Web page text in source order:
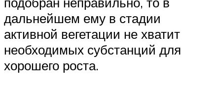
дальнейшем ему в стадии
активной вегетации не хватит
необходимых субстанций для
хорошего роста.